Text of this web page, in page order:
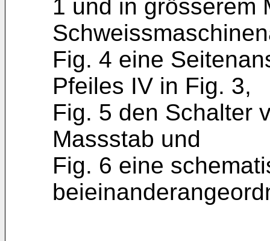
1 und in grösserem
Fig. 4 eine
Pfeiles IV in Fig. 3,
Fig. 5 den Schalter
Massstab und
Fig. 6 eine